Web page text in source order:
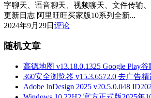
字聊天、语音聊天、视频聊天、文件传输、
更新日志 阿里旺旺买家版10系列全新...
2024年9月29日 评论
随机文章
高德地图 v13.18.0.1325 Google Play谷
360安全浏览器 v15.3.6572.0 去广告
Adobe InDesign 2025 v20.5.0.048